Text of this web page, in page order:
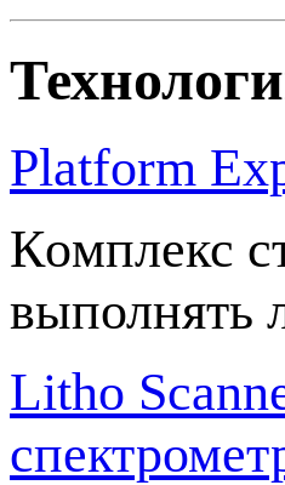
Platform
Кoмплекс
выполнять
Litho